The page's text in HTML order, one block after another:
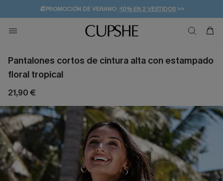
👒PROMOCIÓN DE VERANO:-10% EN 2 VESTIDOS>>
💌¡SUSCRIBIRSE & GANAR -10% EXTRA!
🚚ENVÍO GRATUITO A PARTIR DE 49 € >>
Pantalones cortos de cintura alta con estampado
floral tropical
21,90 €